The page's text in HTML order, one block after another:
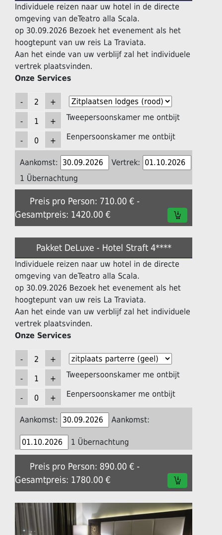
Individuele reizen naar uw hotel in de directe
omgeving van deTeatro alla Scala.
op 30.09.2026 Bezoek het evenement als het
hoogtepunt van uw reis La Traviata.
Aan het einde van uw verblijf zal het individuele
vertrek plaatsvinden.
Onze Services
Tweepersoonskamer me ontbijt
Eenpersoonskamer me ontbijt
Aankomst:
Vertrek:
1 Übernachtung
Preis pro Person: 710.00 € -
Gesamtpreis: 1420.00 €
Pakket DeLuxe - Hotel Straft 4****
Individuele reizen naar uw hotel in de directe
omgeving van deTeatro alla Scala.
op 30.09.2026 Bezoek het evenement als het
hoogtepunt van uw reis La Traviata.
Aan het einde van uw verblijf zal het individuele
vertrek plaatsvinden.
Onze Services
Tweepersoonskamer me ontbijt
Eenpersoonskamer me ontbijt
Aankomst: Aankomst:
1 Übernachtung
Preis pro Person: 890.00 € -
Gesamtpreis: 1780.00 €